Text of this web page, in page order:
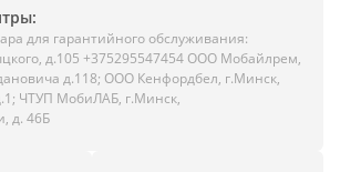
для гарантийного обслуживания:
д.105 +375295547454 ООО Мобайлрем,
д.118; ООО Кенфордбел, г.Минск,
ЧТУП МобиЛАБ, г.Минск,
д. 46Б